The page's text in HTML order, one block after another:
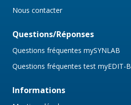
Nous contacter
Questions/Réponses
Questions fréquentes mySYNLAB
Questions fréquentes test myEDIT-B
Informations